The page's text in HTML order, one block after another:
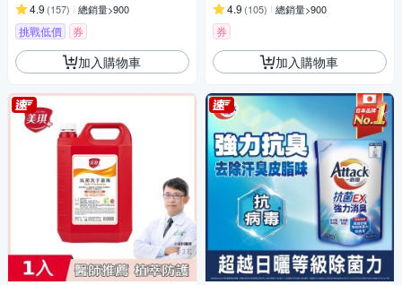
4.9 (157) 總銷量>900
挑戰低價 券
加入購物車
4.9 (105) 總銷量>900
券
加入購物車